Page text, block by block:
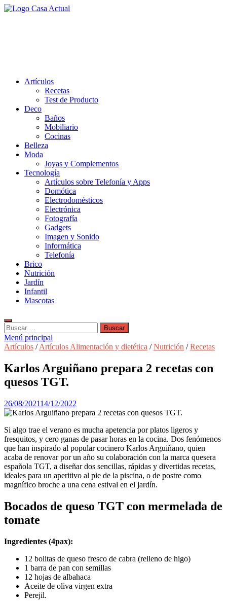
Saltar
Artículos
Recetas
Test de Producto
Deco
Baños
Mobiliario
Cocinas
Belleza
Moda
Joyas y Complementos
Tecnología
Artículos sobre Telefonía y Apps
Domótica
Electrodomésticos
Electrónica
Fotografía
Gadgets
Imagen y Sonido
Informática
Telefonía
Brico
Nutrición
Jardín
Infantil
Mascotas
Buscar:
Menú principal
Artículos /Artículos Alimentación y dietética /Nutrición /Recetas
Karlos Arguiñano prepara 2 recetas con
quesos TGT.
26/08/202114/12/2022
Si algo trae el verano es mucha apetencia por platos ligeros y
fresquitos, y cero ganas de pasar horas en la cocina. Dos fenómenos
que han inspirado al popular cocinero Karlos Arguiñano, quien
acaba de renovar por un año su colaboración con la marca quesera
española TGT, a diseñar dos sencillas, rápidas y divertidas recetas,
ideales para un aperitivo al pie de la piscina, o de postre como
magnífico broche a una cena estival en el jardín.
Bocados de queso TGT con mermelada de
tomate
Ingredientes (4pax):
12 bolitas de queso fresco de cabra (relleno de higo)
1 barra de pan con semillas
12 hojas de albahaca
Aceite de oliva virgen extra
Perejil.